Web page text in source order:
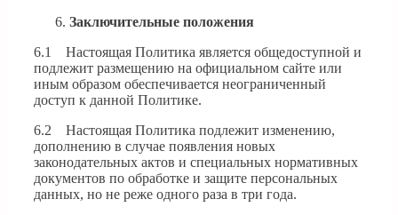
Заключительные положения
6.1 Настоящая Политика является общедоступной и
подлежит размещению на официальном сайте или
иным образом обеспечивается неограниченный
доступ к данной Политике.
6.2 Настоящая Политика подлежит изменению,
дополнению в случае появления новых
законодательных актов и специальных нормативных
документов по обработке и защите персональных
данных, но не реже одного раза в три года.